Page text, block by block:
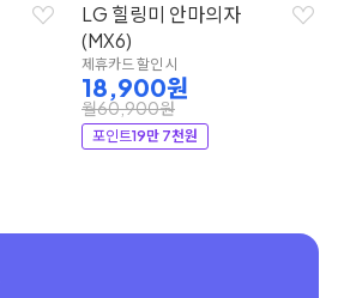
LG 힐링미 안마의자
(MX6)
제휴카드 할인 시
18,900원
월60,900원
포인트19만 7천원